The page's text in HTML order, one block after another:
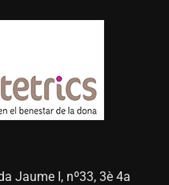
Jaume I, nº33, 3è 4a